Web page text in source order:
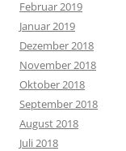
Februar 2019
Januar 2019
Dezember 2018
November 2018
Oktober 2018
September 2018
August 2018
Juli 2018